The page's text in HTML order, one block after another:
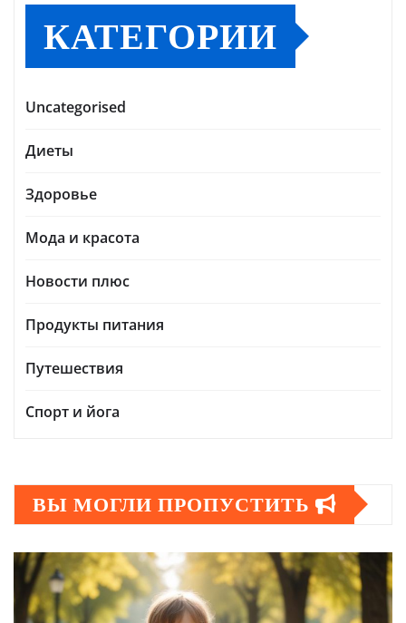
КАТЕГОРИИ
Uncategorised
Диеты
Здоровье
Мода и красота
Новости плюс
Продукты питания
Путешествия
Спорт и йога
ВЫ МОГЛИ ПРОПУСТИТЬ